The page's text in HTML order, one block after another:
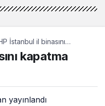
İstanbul il binasını
kararı aldı
kapatma
yayınlandı